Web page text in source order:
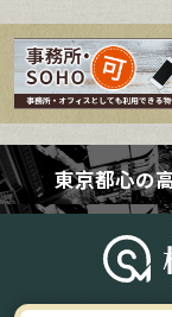
東京都心の